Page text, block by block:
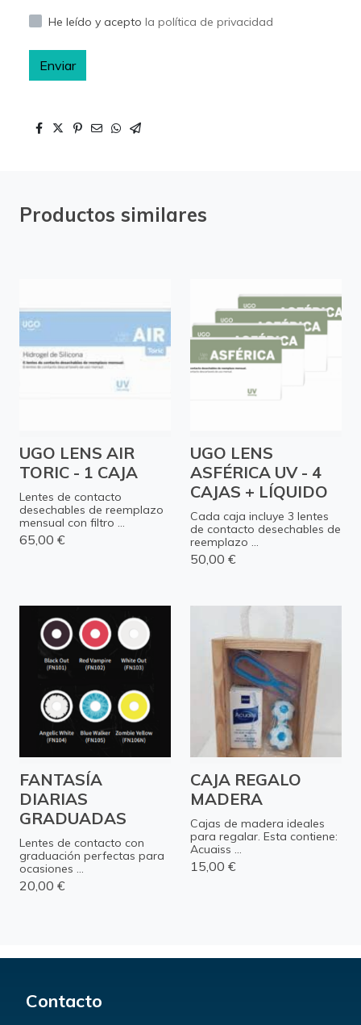
He leído y acepto la política de privacidad
Enviar
Productos similares
UGO LENS AIR
TORIC - 1 CAJA
Lentes de contacto
desechables de reemplazo
mensual con filtro ...
65,00 €
UGO LENS
ASFÉRICA UV - 4
CAJAS + LÍQUIDO
Cada caja incluye 3 lentes
de contacto desechables de
reemplazo ...
50,00 €
FANTASÍA
DIARIAS
GRADUADAS
Lentes de contacto con
graduación perfectas para
ocasiones ...
20,00 €
CAJA REGALO
MADERA
Cajas de madera ideales
para regalar. Esta contiene:
Acuaiss ...
15,00 €
Contacto